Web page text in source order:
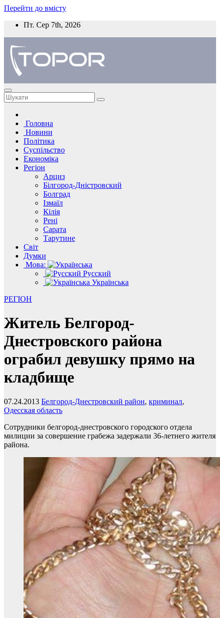
Перейти до вмісту
Пт. Сер 7th, 2026
Головна
Новини
Політика
Суспільство
Економіка
Регіон
Арциз
Білгород-Дністровский
Болград
Ізмаїл
Кілія
Рені
Сарата
Тарутине
Світ
Думки
Мова:
Русский
Українська
РЕГІОН
Житель Белгород-
Днестровского района
ограбил девушку прямо на
кладбище
07.24.2013 Белгород-Днестровский район, криминал,
Одесская область
Сотрудники белгород-днестровского городского отдела
милиции за совершение грабежа задержали 36-летнего жителя
района.